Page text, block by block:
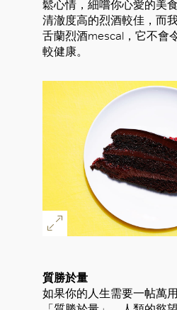
鬆心情，細嚐你心愛的美
清澈度高的烈酒較佳，而
舌蘭烈酒mescal，它不會
較健康。
質勝於量
如果你的人生需要一帖萬